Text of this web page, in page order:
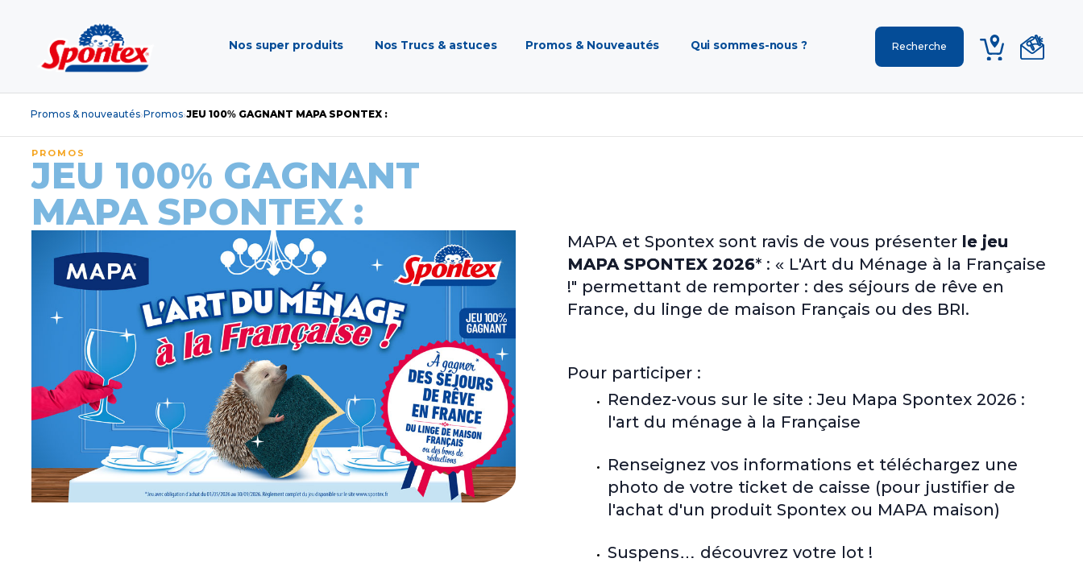
Nos super produits Nos Trucs & astuces Promos & Nouveautés Qui sommes-nous ?
Promos & nouveautés›Promos›JEU 100% GAGNANT MAPA SPONTEX :
PROMOS
JEU 100% GAGNANT
MAPA SPONTEX :
MAPA et Spontex sont ravis de vous présenter le jeu
MAPA SPONTEX 2026* : « L'Art du Ménage à la Française
!" permettant de remporter : des séjours de rêve en
France, du linge de maison Français ou des BRI.
Pour participer :
Rendez-vous sur le site :Jeu Mapa Spontex 2026:
l'art du ménage à la Française
Renseignez vos informations et téléchargez une
photo de votre ticket de caisse (pour justifier de
l'achat d'un produit Spontex ou MAPA maison)
Suspens… découvrez votre lot !